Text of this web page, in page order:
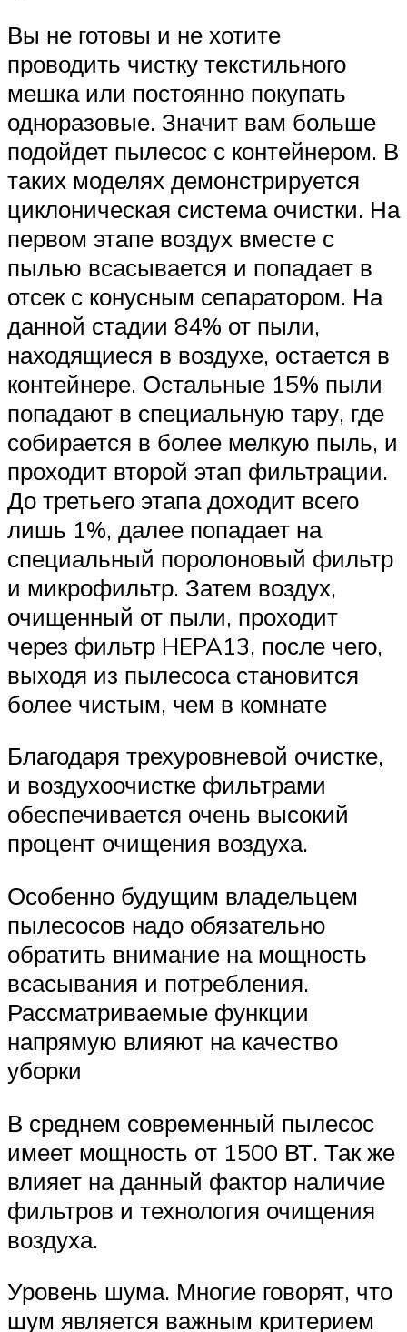
Вы не готовы и не хотите
проводить чистку текстильного
мешка или постоянно покупать
одноразовые. Значит вам больше
подойдет пылесос с контейнером. В
таких моделях демонстрируется
циклоническая система очистки. На
первом этапе воздух вместе с
пылью всасывается и попадает в
отсек с конусным сепаратором. На
данной стадии 84% от пыли,
находящиеся в воздухе, остается в
контейнере. Остальные 15% пыли
попадают в специальную тару, где
собирается в более мелкую пыль, и
проходит второй этап фильтрации.
До третьего этапа доходит всего
лишь 1%, далее попадает на
специальный поролоновый фильтр
и микрофильтр. Затем воздух,
очищенный от пыли, проходит
через фильтр HEPA13, после чего,
выходя из пылесоса становится
более чистым, чем в комнате
Благодаря трехуровневой очистке,
и воздухоочистке фильтрами
обеспечивается очень высокий
процент очищения воздуха.
Особенно будущим владельцем
пылесосов надо обязательно
обратить внимание на мощность
всасывания и потребления.
Рассматриваемые функции
напрямую влияют на качество
уборки
В среднем современный пылесос
имеет мощность от 1500 ВТ. Так же
влияет на данный фактор наличие
фильтров и технология очищения
воздуха.
Уровень шума. Многие говорят, что
шум является важным критерием